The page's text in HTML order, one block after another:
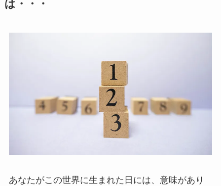
は・・・
あなたがこの世界に生まれた日には、意味があり